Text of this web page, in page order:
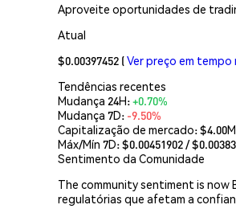
Aproveite oportunidades de
Atual
$0.00397452 (Ver preço em tempo
Tendências recentes
Mudança 24H:+0.70%
Mudança 7D: -9.50%
Capitalização de mercado:$4.00M
Máx/Mín 7D: $0.00451902/ $
Sentimento da Comunidade
The community sentiment is now
regulatórias que afetam a